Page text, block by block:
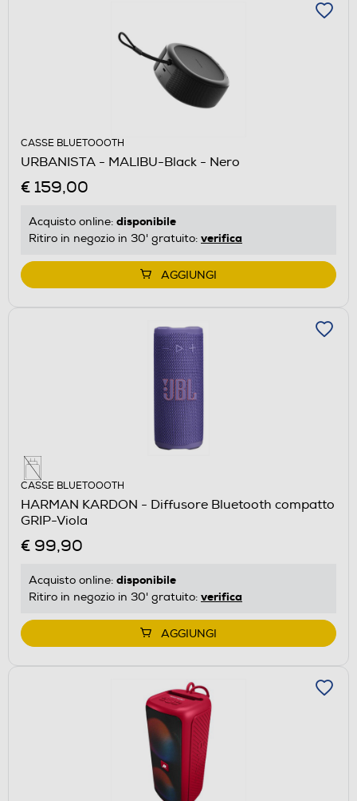
CASSE BLUETOOOTH
URBANISTA - MALIBU-Black - Nero
€ 159,00
Acquisto online: disponibile
Ritiro in negozio in 30' gratuito: verifica
AGGIUNGI
CASSE BLUETOOOTH
HARMAN KARDON - Diffusore Bluetooth compatto
GRIP-Viola
€ 99,90
Acquisto online: disponibile
Ritiro in negozio in 30' gratuito: verifica
AGGIUNGI